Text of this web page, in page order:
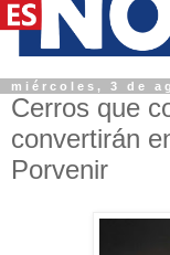
miércoles, 3 de
Cerros que
convertirán
Porvenir